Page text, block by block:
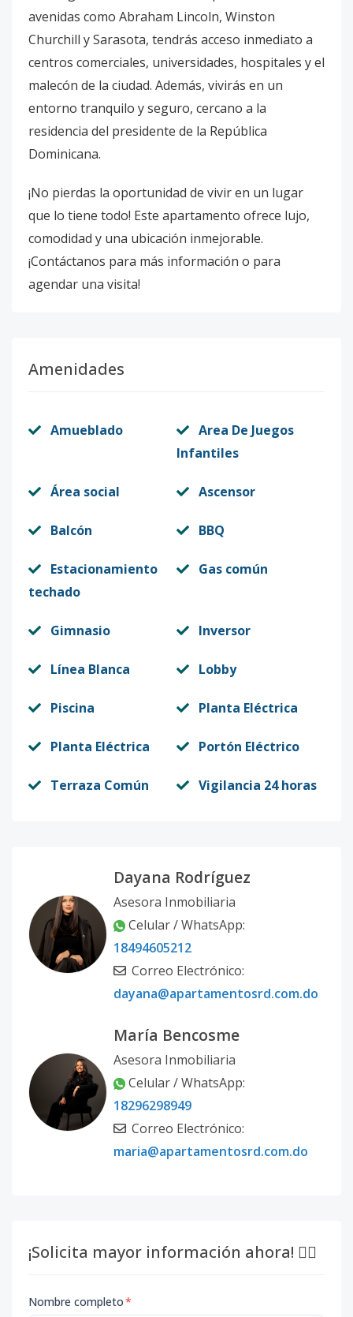
avenidas como Abraham Lincoln, Winston
Churchill y Sarasota, tendrás acceso inmediato a
centros comerciales, universidades, hospitales y el
malecón de la ciudad. Además, vivirás en un
entorno tranquilo y seguro, cercano a la
residencia del presidente de la República
Dominicana.
¡No pierdas la oportunidad de vivir en un lugar
que lo tiene todo! Este apartamento ofrece lujo,
comodidad y una ubicación inmejorable.
¡Contáctanos para más información o para
agendar una visita!
Amenidades
Amueblado
Area De Juegos
Infantiles
Área social Ascensor
Balcón BBQ
Estacionamiento
techado
Gas común
Gimnasio Inversor
Línea Blanca Lobby
Piscina Planta Eléctrica
Planta Eléctrica Portón Eléctrico
Terraza Común Vigilancia 24 horas
Dayana Rodríguez
Asesora Inmobiliaria
Celular / WhatsApp:
18494605212
Correo Electrónico:
dayana@apartamentosrd.com.do
María Bencosme
Asesora Inmobiliaria
Celular / WhatsApp:
18296298949
Correo Electrónico:
maria@apartamentosrd.com.do
¡Solicita mayor información ahora! 👇🏽
Nombre completo*